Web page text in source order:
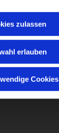
zulassen
erlauben
Cookies